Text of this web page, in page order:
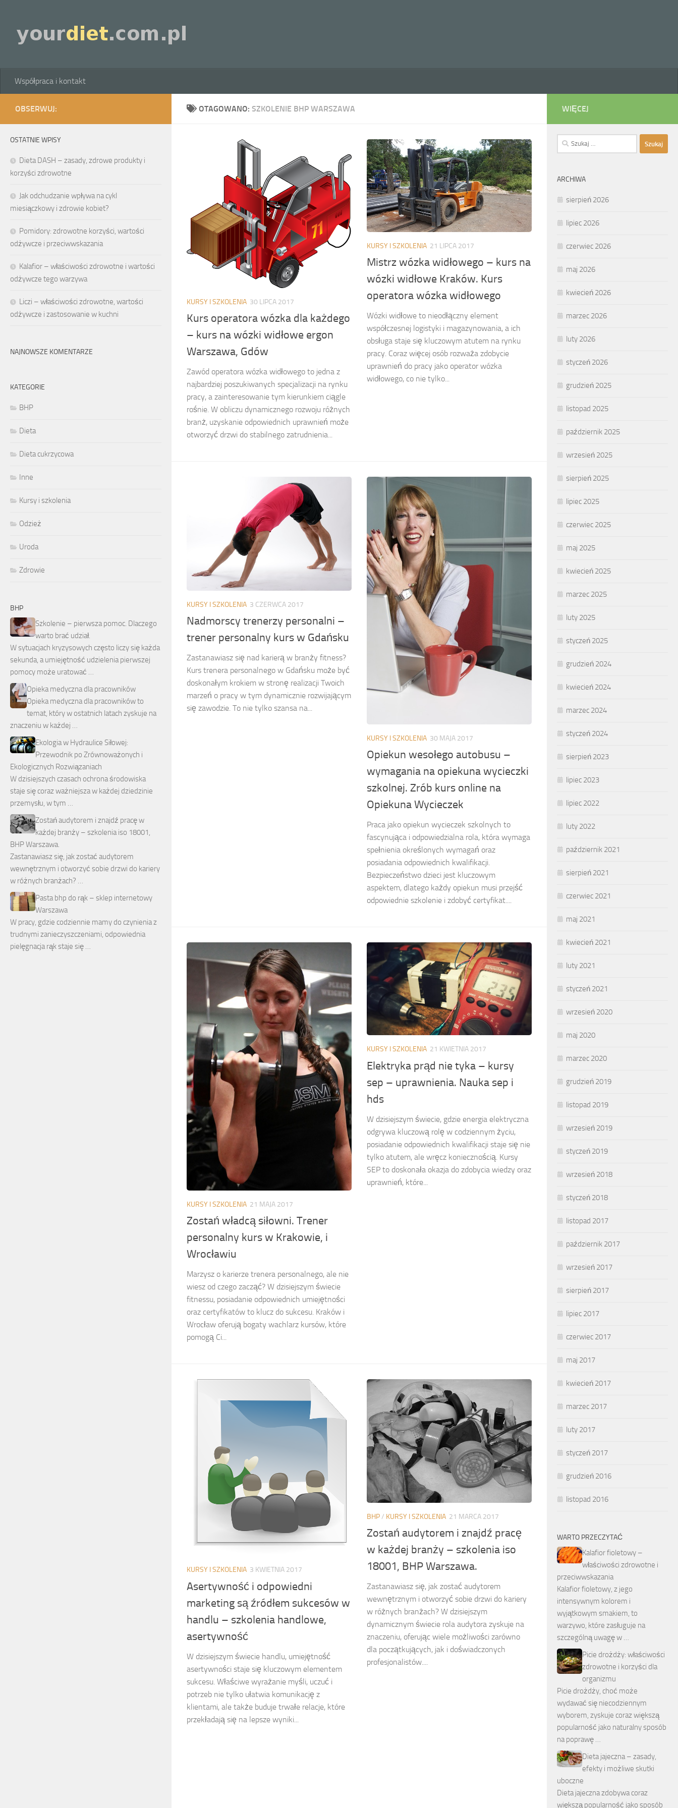
Współpraca i kontakt
OTAGOWANO: SZKOLENIE BHP WARSZAWA
KURSY I SZKOLENIA 30 LIPCA 2017
Kurs operatora wózka dla każdego
– kurs na wózki widłowe ergon
Warszawa, Gdów
Zawód operatora wózka widłowego to jedna z
najbardziej poszukiwanych specjalizacji na rynku
pracy, a zainteresowanie tym kierunkiem ciągle
rośnie. W obliczu dynamicznego rozwoju różnych
branż, uzyskanie odpowiednich uprawnień może
otworzyć drzwi do stabilnego zatrudnienia...
KURSY I SZKOLENIA 21 LIPCA 2017
Mistrz wózka widłowego – kurs na
wózki widłowe Kraków. Kurs
operatora wózka widłowego
Wózki widłowe to nieodłączny element
współczesnej logistyki i magazynowania, a ich
obsługa staje się kluczowym atutem na rynku
pracy. Coraz więcej osób rozważa zdobycie
uprawnień do pracy jako operator wózka
widłowego, co nie tylko...
KURSY I SZKOLENIA 3 CZERWCA 2017
Nadmorscy trenerzy personalni –
trener personalny kurs w Gdańsku
Zastanawiasz się nad karierą w branży fitness?
Kurs trenera personalnego w Gdańsku może być
doskonałym krokiem w stronę realizacji Twoich
marzeń o pracy w tym dynamicznie rozwijającym
się zawodzie. To nie tylko szansa na...
KURSY I SZKOLENIA 30 MAJA 2017
Opiekun wesołego autobusu –
wymagania na opiekuna wycieczki
szkolnej. Zrób kurs online na
Opiekuna Wycieczek
Praca jako opiekun wycieczek szkolnych to
fascynująca i odpowiedzialna rola, która wymaga
spełnienia określonych wymagań oraz
posiadania odpowiednich kwalifikacji.
Bezpieczeństwo dzieci jest kluczowym
aspektem, dlatego każdy opiekun musi przejść
odpowiednie szkolenie i zdobyć certyfikat....
KURSY I SZKOLENIA 21 MAJA 2017
Zostań władcą siłowni. Trener
personalny kurs w Krakowie, i
Wrocławiu
Marzysz o karierze trenera personalnego, ale nie
wiesz od czego zacząć? W dzisiejszym świecie
fitnessu, posiadanie odpowiednich umiejętności
oraz certyfikatów to klucz do sukcesu. Kraków i
Wrocław oferują bogaty wachlarz kursów, które
pomogą Ci...
KURSY I SZKOLENIA 21 KWIETNIA 2017
Elektryka prąd nie tyka – kursy
sep – uprawnienia. Nauka sep i
hds
W dzisiejszym świecie, gdzie energia elektryczna
odgrywa kluczową rolę w codziennym życiu,
posiadanie odpowiednich kwalifikacji staje się nie
tylko atutem, ale wręcz koniecznością. Kursy
SEP to doskonała okazja do zdobycia wiedzy oraz
uprawnień, które...
KURSY I SZKOLENIA 3 KWIETNIA 2017
Asertywność i odpowiedni
marketing są źródłem sukcesów w
handlu – szkolenia handlowe,
asertywność
W dzisiejszym świecie handlu, umiejętność
asertywności staje się kluczowym elementem
sukcesu. Właściwe wyrażanie myśli, uczuć i
potrzeb nie tylko ułatwia komunikację z
klientami, ale także buduje trwałe relacje, które
przekładają się na lepsze wyniki...
BHP/ KURSY I SZKOLENIA 21 MARCA 2017
Zostań audytorem i znajdź pracę
w każdej branży – szkolenia iso
18001, BHP Warszawa.
Zastanawiasz się, jak zostać audytorem
wewnętrznym i otworzyć sobie drzwi do kariery
w różnych branżach? W dzisiejszym
dynamicznym świecie rola audytora zyskuje na
znaczeniu, oferując wiele możliwości zarówno
dla początkujących, jak i doświadczonych
profesjonalistów....
OBSERWUJ:
OSTATNIE WPISY
Dieta DASH – zasady, zdrowe produkty i
korzyści zdrowotne
Jak odchudzanie wpływa na cykl
miesiączkowy i zdrowie kobiet?
Pomidory: zdrowotne korzyści, wartości
odżywcze i przeciwwskazania
Kalafior – właściwości zdrowotne i wartości
odżywcze tego warzywa
Liczi – właściwości zdrowotne, wartości
odżywcze i zastosowanie w kuchni
NAJNOWSZE KOMENTARZE
KATEGORIE
BHP
Dieta
Dieta cukrzycowa
Inne
Kursy i szkolenia
Odzież
Uroda
Zdrowie
BHP
Szkolenie – pierwsza pomoc. Dlaczego
warto brać udział.
W sytuacjach kryzysowych często liczy się każda
sekunda, a umiejętność udzielenia pierwszej
pomocy może uratować …
Opieka medyczna dla pracowników
Opieka medyczna dla pracowników to
temat, który w ostatnich latach zyskuje na
znaczeniu w każdej …
Ekologia w Hydraulice Siłowej:
Przewodnik po Zrównoważonych i
Ekologicznych Rozwiązaniach
W dzisiejszych czasach ochrona środowiska
staje się coraz ważniejsza w każdej dziedzinie
przemysłu, w tym …
Zostań audytorem i znajdź pracę w
każdej branży – szkolenia iso 18001,
BHP Warszawa.
Zastanawiasz się, jak zostać audytorem
wewnętrznym i otworzyć sobie drzwi do kariery
w różnych branżach? …
Pasta bhp do rąk – sklep internetowy
Warszawa
W pracy, gdzie codziennie mamy do czynienia z
trudnymi zanieczyszczeniami, odpowiednia
pielęgnacja rąk staje się …
WIĘCEJ
Szukaj:
ARCHIWA
sierpień 2026
lipiec 2026
czerwiec 2026
maj 2026
kwiecień 2026
marzec 2026
luty 2026
styczeń 2026
grudzień 2025
listopad 2025
październik 2025
wrzesień 2025
sierpień 2025
lipiec 2025
czerwiec 2025
maj 2025
kwiecień 2025
marzec 2025
luty 2025
styczeń 2025
grudzień 2024
kwiecień 2024
marzec 2024
styczeń 2024
sierpień 2023
lipiec 2023
lipiec 2022
luty 2022
październik 2021
sierpień 2021
czerwiec 2021
maj 2021
kwiecień 2021
luty 2021
styczeń 2021
wrzesień 2020
maj 2020
marzec 2020
grudzień 2019
listopad 2019
wrzesień 2019
styczeń 2019
wrzesień 2018
styczeń 2018
listopad 2017
październik 2017
wrzesień 2017
sierpień 2017
lipiec 2017
czerwiec 2017
maj 2017
kwiecień 2017
marzec 2017
luty 2017
styczeń 2017
grudzień 2016
listopad 2016
WARTO PRZECZYTAĆ
Kalafior fioletowy –
właściwości zdrowotne i
przeciwwskazania
Kalafior fioletowy, z jego
intensywnym kolorem i
wyjątkowym smakiem, to
warzywo, które zasługuje na
szczególną uwagę w …
Picie drożdży: właściwości
zdrowotne i korzyści dla
organizmu
Picie drożdży, choć może
wydawać się niecodziennym
wyborem, zyskuje coraz większą
popularność jako naturalny sposób
na poprawę …
Dieta jajeczna – zasady,
efekty i możliwe skutki
uboczne
Dieta jajeczna zdobywa coraz
większą popularność jako sposób